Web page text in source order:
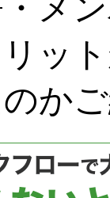
メ
ッ
か